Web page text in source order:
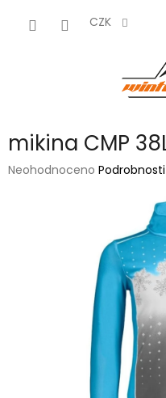
CZK
mikina CMP
Průměrné
Neohodnoceno